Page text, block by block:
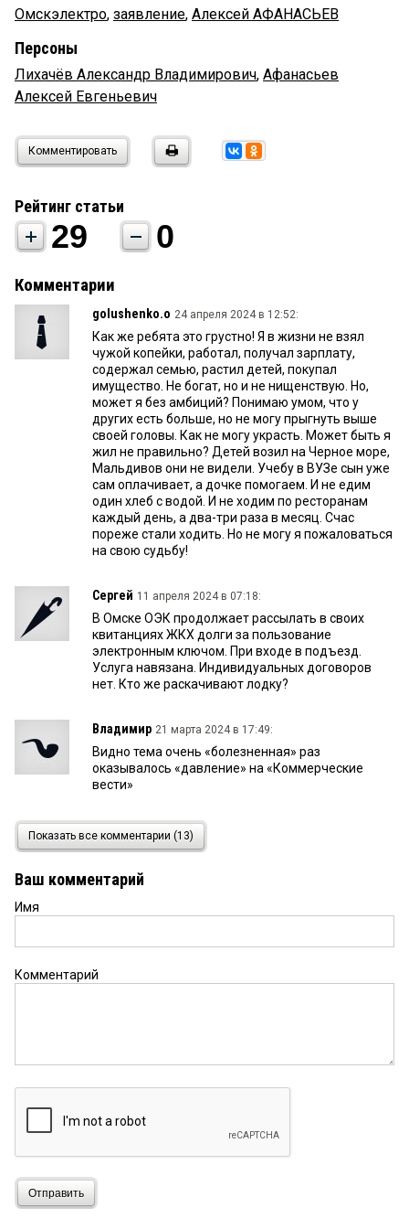
Омскэлектро, заявление, Алексей АФАНАСЬЕВ
Персоны
Лихачёв Александр Владимирович, Афанасьев
Алексей Евгеньевич
Комментировать
Рейтинг статьи
29 0
Комментарии
gоlushenko.о 24 апреля 2024 в 12:52:
Как же ребята это грустно! Я в жизни не взял
чужой копейки, работал, получал зарплату,
содержал семью, растил детей, покупал
имущество. Не богат, но и не нищенствую. Но,
может я без амбиций? Понимаю умом, что у
других есть больше, но не могу прыгнуть выше
своей головы. Как не могу украсть. Может быть я
жил не правильно? Детей возил на Черное море,
Мальдивов они не видели. Учебу в ВУЗе сын уже
сам оплачивает, а дочке помогаем. И не едим
один хлеб с водой. И не ходим по ресторанам
каждый день, а два-три раза в месяц. Счас
пореже стали ходить. Но не могу я пожаловаться
на свою судьбу!
Сергей 11 апреля 2024 в 07:18:
В Омске ОЭК продолжает рассылать в своих
квитанциях ЖКХ долги за пользование
электронным ключом. При входе в подъезд.
Услуга навязана. Индивидуальных договоров
нет. Кто же раскачивают лодку?
Владимир 21 марта 2024 в 17:49:
Видно тема очень «болезненная» раз
оказывалось «давление» на «Коммерческие
вести»
Лихачев 16 марта 2024 в 04:53:
Отвечу на принципиальный комментарий гостя
Киви. По сути я с ним согласен. по Закону «О
прокуратуре» они обязаны реагировать на
стало реакцией именно на это нереагирование.
действия, о части которых нам известно. Может
будет и так, как пишет уважаемый гость сайта, но
это будет правовым основанием обращения в
Буркова и его подельников вместе с Оксаной на
Олег Лизгунов
Киви. Надеюсь воспримет. Не все сразу. И всему
Показать все комментарии (13)
Ваш комментарий
Имя
Комментарий
Отправить